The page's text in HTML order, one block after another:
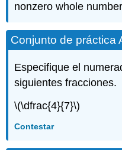
nonzero whole
Conjunto de práctica
Especifique el
siguientes fracciones.
\(\dfrac{4}{7}\)
Contestar